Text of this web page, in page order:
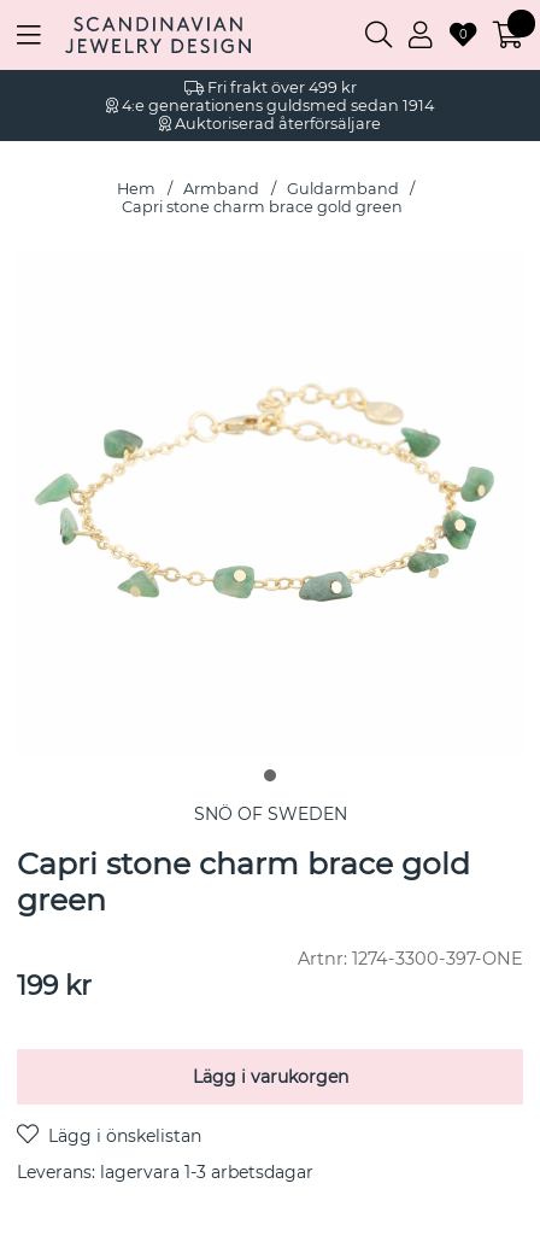
Fri frakt över 499 kr
4:e generationens guldsmed sedan 1914
Auktoriserad återförsäljare
0
Hem Armband
Guldarmband
Capri stone charm brace gold green
SNÖ OF SWEDEN
Capri stone charm brace gold
green
Artnr: 1274-3300-397-ONE
199kr
Lägg i varukorgen
Leverans: lagervara 1-3 arbetsdagar